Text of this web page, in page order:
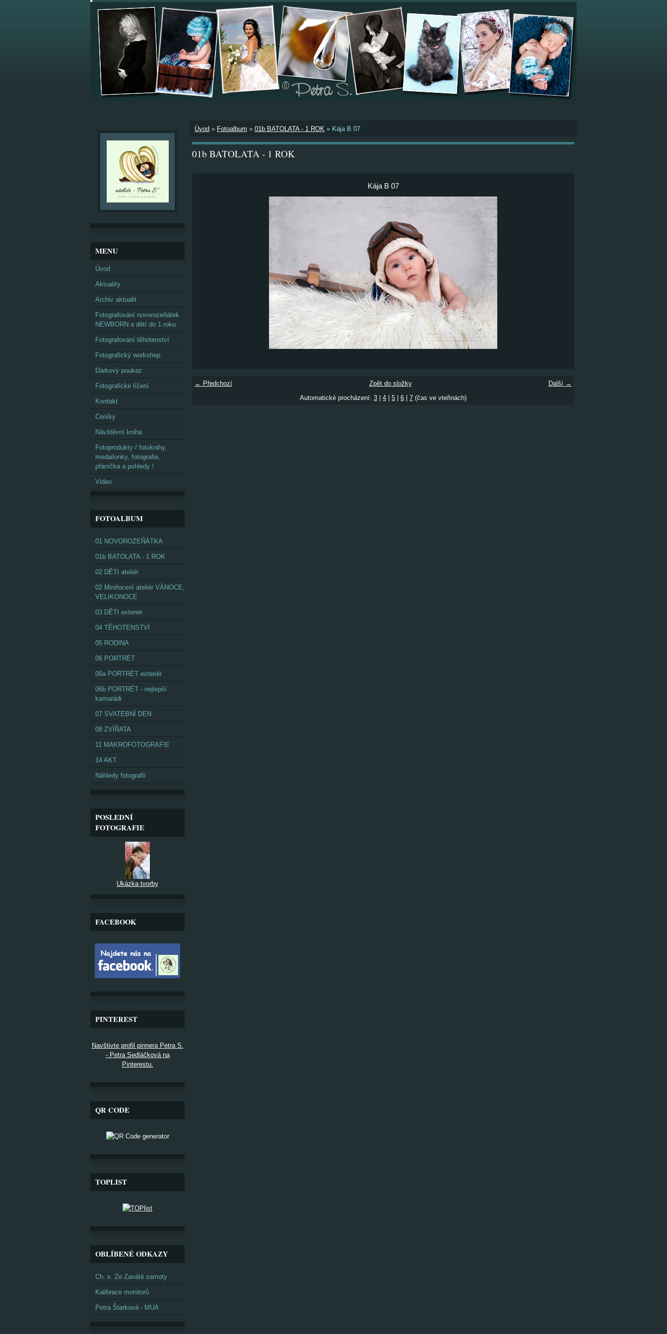
Úvod » Fotoalbum » 01b BATOLATA - 1 ROK » Kája B 07
01b BATOLATA - 1 ROK
Kája B 07
← Předchozí Další →
Zpět do složky
Automatické procházení: 3 4 5 6 7 (čas ve vteřinách)
MENU
Úvod
Aktuality
Archiv aktualit
Fotografování novorozeňátek
NEWBORN a dětí do 1 roku
Fotografování těhotenství
Fotografický workshop
Dárkový poukaz
Fotografické líčení
Kontakt
Ceníky
Návštěvní kniha
Fotoprodukty / fotoknihy,
medailonky, fotografie,
přáníčka a pohledy /
Video
FOTOALBUM
01 NOVOROZEŇÁTKA
01b BATOLATA - 1 ROK
02 DĚTI ateliér
02 Minifocení ateliér VÁNOCE,
VELIKONOCE
03 DĚTI exteriér
04 TĚHOTENSTVÍ
05 RODINA
06 PORTRÉT
06a PORTRÉT exteriér
06b PORTRÉT - nejlepší
kamarádi
07 SVATEBNÍ DEN
08 ZVÍŘATA
11 MAKROFOTOGRAFIE
14 AKT
Náhledy fotografií
POSLEDNÍ
FOTOGRAFIE
Ukázka tvorby
FACEBOOK
PINTEREST
Navštivte profil pinnera Petra S.
- Petra Sedláčková na
Pinterestu.
QR CODE
TOPLIST
OBLÍBENÉ ODKAZY
Ch. s. Ze Zaváté samoty
Kalibrace monitorů
Petra Štarková - MUA